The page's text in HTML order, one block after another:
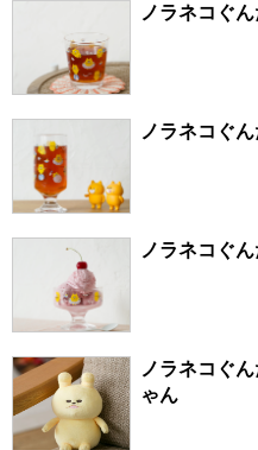
ノラネコぐ
ゃん